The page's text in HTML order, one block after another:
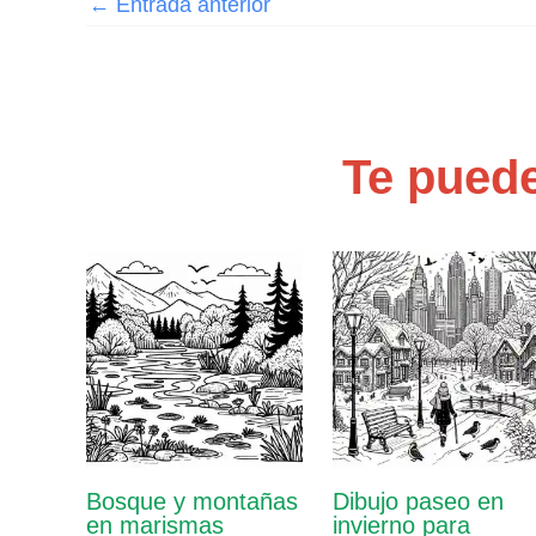
← Entrada anterior
Te
Bosque y montañas
en marismas
Dibujo paseo en
invierno para